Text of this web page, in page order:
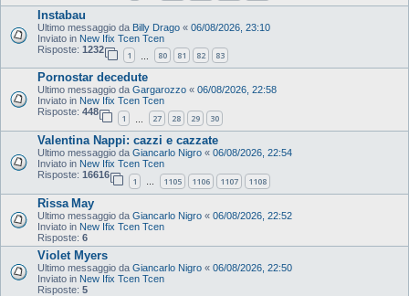
Instabau
Ultimo messaggio da Billy Drago « 06/08/2026, 23:10
Inviato in New Ifix Tcen Tcen
Risposte: 1232
1 80 81 82 83
Pornostar decedute
Ultimo messaggio da Gargarozzo « 06/08/2026, 22:58
Inviato in New Ifix Tcen Tcen
Risposte: 448
1 27 28 29 30
Valentina Nappi: cazzi e cazzate
Ultimo messaggio da Giancarlo Nigro « 06/08/2026, 22:54
Inviato in New Ifix Tcen Tcen
Risposte: 16616
1 … 1105 1106 1107 1108
Rissa May
Ultimo messaggio da Giancarlo Nigro « 06/08/2026, 22:52
Inviato in New Ifix Tcen Tcen
Risposte: 6
Violet Myers
Ultimo messaggio da Giancarlo Nigro « 06/08/2026, 22:50
Inviato in New Ifix Tcen Tcen
Risposte: 5